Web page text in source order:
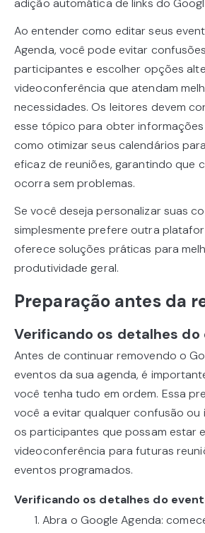
adição automática de links do
Ao entender como editar seus
Agenda, você pode evitar
participantes e escolher opções
videoconferência que atendam
necessidades. Os leitores devem
esse tópico para obter
como otimizar seus calendários
eficaz de reuniões, garantindo que
ocorra sem problemas.
Se você deseja personalizar suas
simplesmente prefere outra
oferece soluções práticas para
produtividade geral.
Preparação antes da
Verificando os detalhes do
Antes de continuar removendo o
eventos da sua agenda, é
você tenha tudo em ordem. Essa
você a evitar qualquer confusão
os participantes que possam estar
videoconferência para futuras
eventos programados.
Verificando os detalhes do
Abra o Google Agenda: